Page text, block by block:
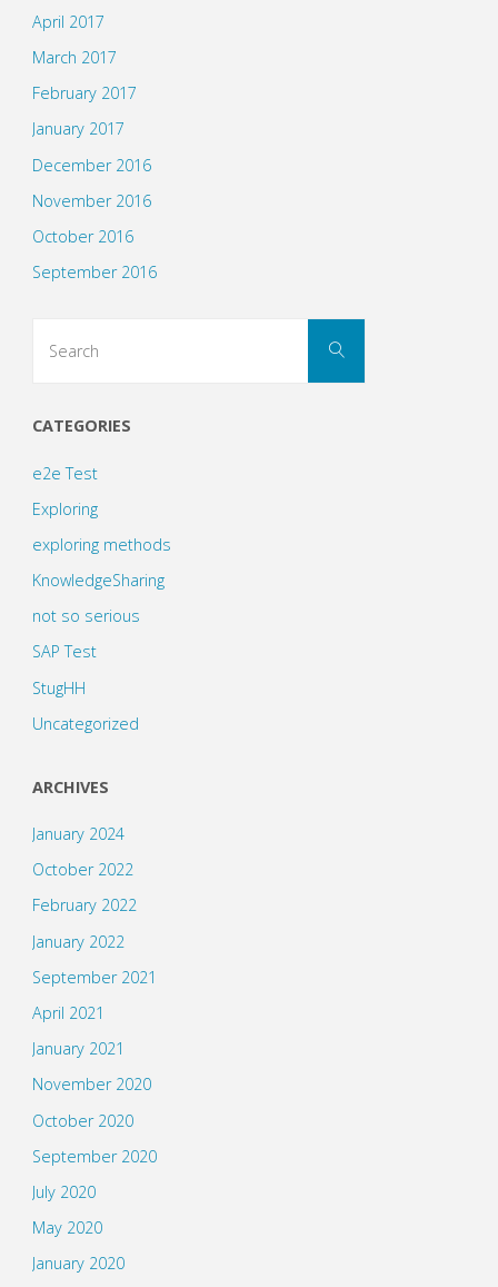
April 2017
March 2017
February 2017
January 2017
December 2016
November 2016
October 2016
September 2016
Search
CATEGORIES
e2e Test
Exploring
exploring methods
KnowledgeSharing
not so serious
SAP Test
StugHH
Uncategorized
ARCHIVES
January 2024
October 2022
February 2022
January 2022
September 2021
April 2021
January 2021
November 2020
October 2020
September 2020
July 2020
May 2020
January 2020